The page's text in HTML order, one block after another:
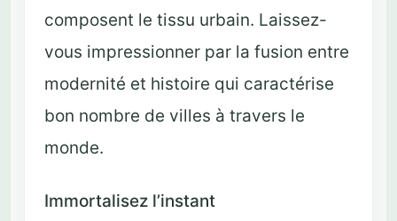
composent le tissu urbain. Laissez-
vous impressionner par la fusion entre
modernité et histoire qui caractérise
bon nombre de villes à travers le
monde.
Immortalisez l’instant